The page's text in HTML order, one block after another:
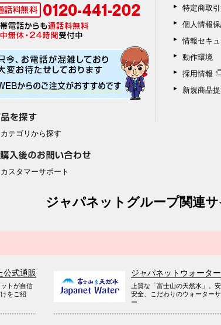
カテゴリから探す
カスタマーサポート
特定商取
個人情報
情報セキ
動作環境
採用情報
新規商品
ジャパネットグループ関連サ
公式通販
トが自信
をご紹
ジャパネットウォーター
上質な「富士山の天然水」。安
安全、こだわりのウォーター
ー